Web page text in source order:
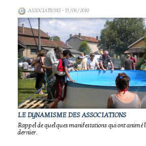
ASSOCIATIONS- 15/06/2010
LE DYNAMISME DES ASSOCIATIONS
Rappel de quelques manifestations qui ont animé
dernier.